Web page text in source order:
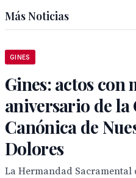
Más Noticias
GINES
Gines: actos
aniversario de
Canónica de
Dolores
La Hermandad Sacramental